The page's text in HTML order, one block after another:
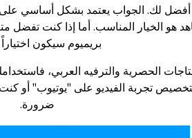
لك. الجواب يعتمد بشكل أساسي على
هو الخيار المناسب. أما إذا كنت تفضل
بريميوم سيكون اختياراً
الحصرية والترفيه العربي،
تجربة الفيديو على "يوتيوب" أو
ضرورة.